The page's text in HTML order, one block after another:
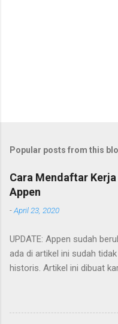
Popular posts from this
Cara Mendaftar
Appen
-April 23, 2020
UPDATE: Appen sudah
ada di artikel ini sudah
historis. Artikel ini dibuat
garis-garis besar saja apa
mendaftarnya cukup